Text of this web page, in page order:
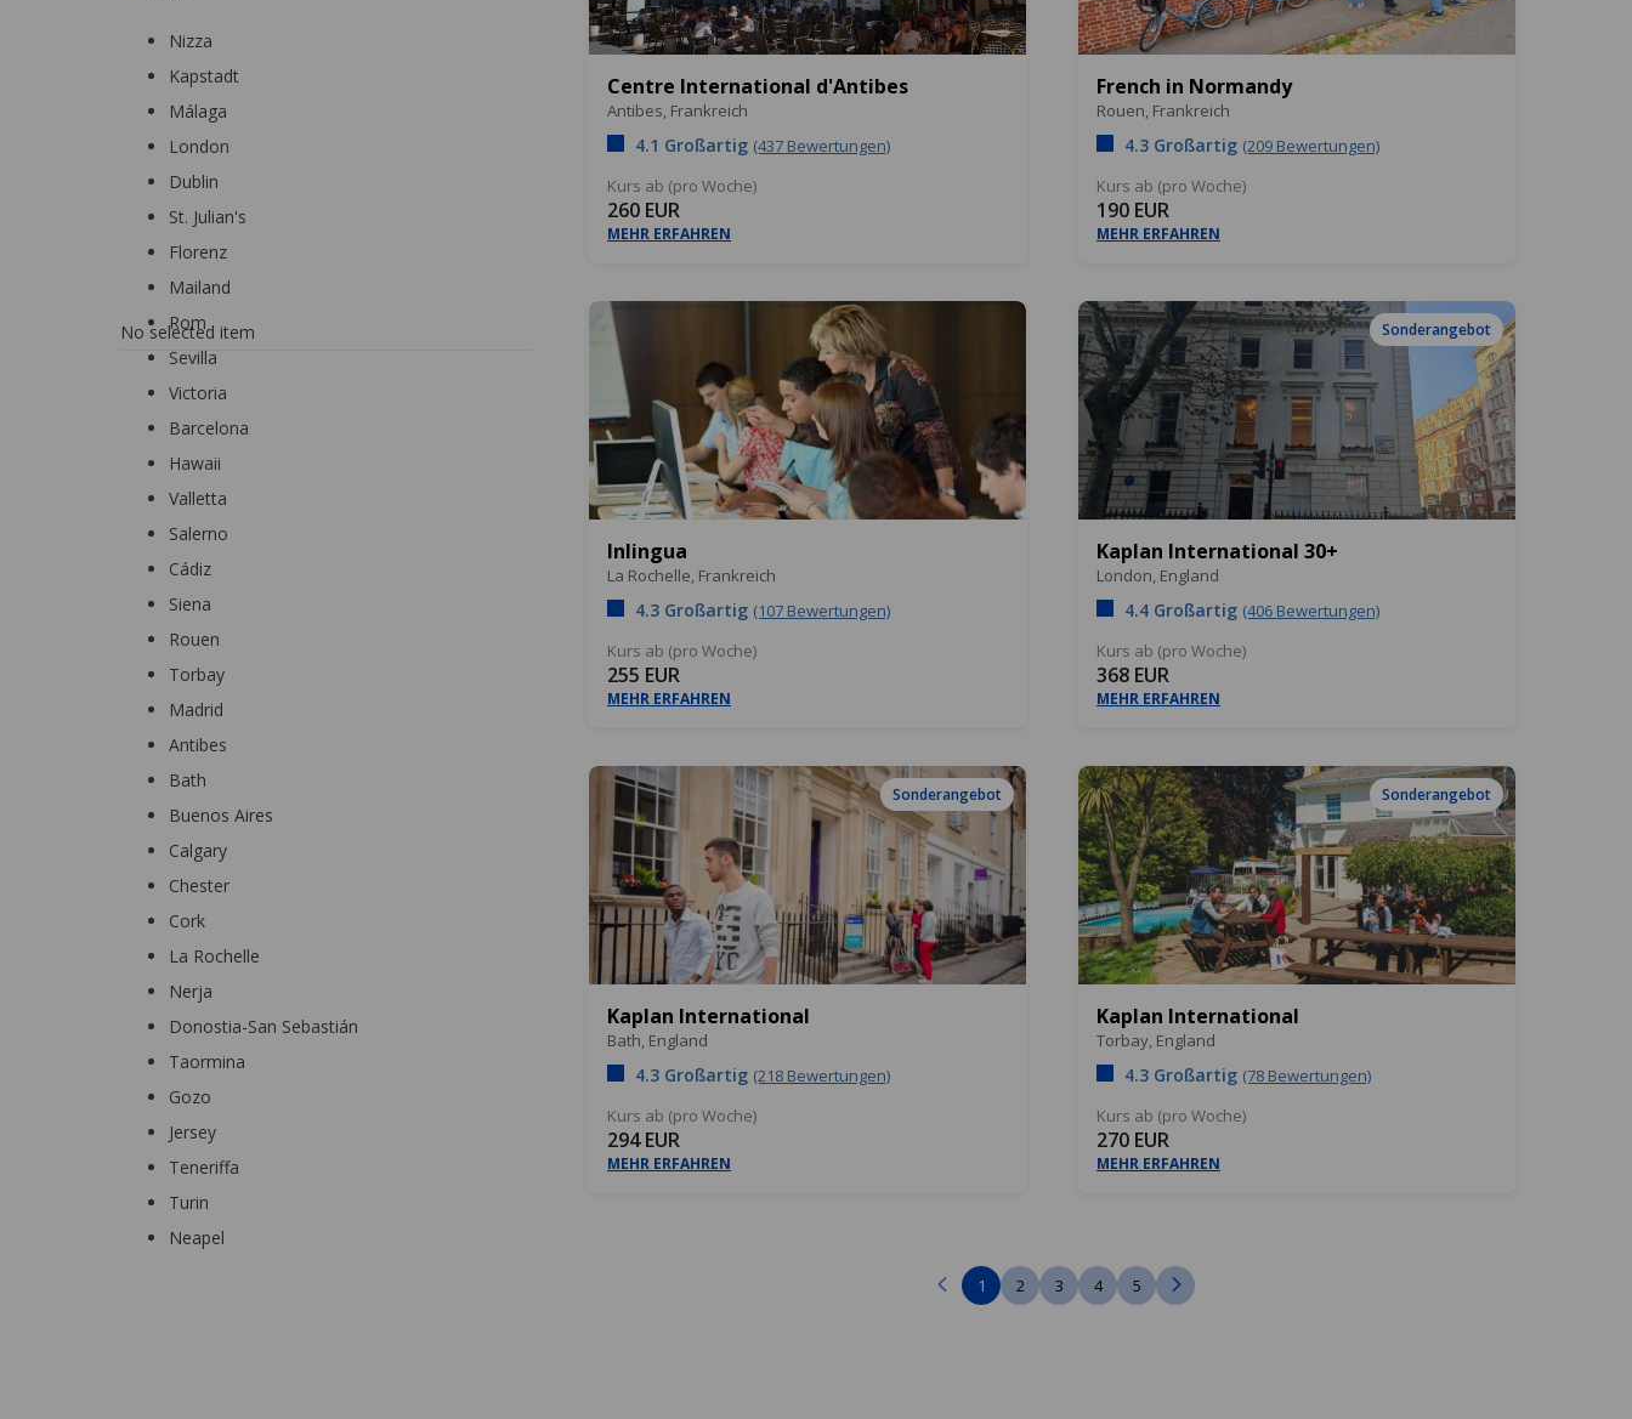
Nizza
Kapstadt
Málaga
London
Dublin
St. Julian's
Florenz
Mailand
Rom
Sevilla
Victoria
Barcelona
Hawaii
Valletta
Salerno
Cádiz
Siena
Rouen
Torbay
Madrid
Antibes
Bath
Buenos Aires
Calgary
Chester
Cork
La Rochelle
Nerja
Donostia-San Sebastián
Taormina
Gozo
Jersey
Teneriffa
Turin
Neapel
No selected item
Centre International d'Antibes
Antibes, Frankreich
4.1 Großartig (437 Bewertungen)
Kurs ab (pro Woche)
260 EUR
MEHR ERFAHREN
French in Normandy
Rouen, Frankreich
4.3 Großartig (209 Bewertungen)
Kurs ab (pro Woche)
190 EUR
MEHR ERFAHREN
Inlingua
La Rochelle, Frankreich
4.3 Großartig (107 Bewertungen)
Kurs ab (pro Woche)
255 EUR
MEHR ERFAHREN
Sonderangebot
Kaplan International 30+
London, England
4.4 Großartig (406 Bewertungen)
Kurs ab (pro Woche)
368 EUR
MEHR ERFAHREN
Sonderangebot
Kaplan International
Bath, England
4.3 Großartig (218 Bewertungen)
Kurs ab (pro Woche)
294 EUR
MEHR ERFAHREN
Sonderangebot
Kaplan International
Torbay, England
4.3 Großartig (78 Bewertungen)
Kurs ab (pro Woche)
270 EUR
MEHR ERFAHREN
1 2 3 4 5